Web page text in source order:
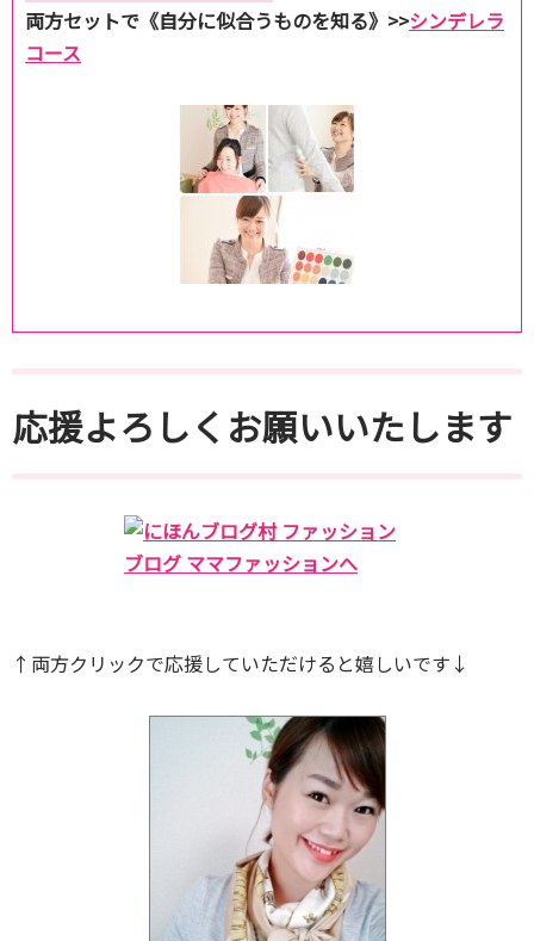
両方セットで《自分に似合うものを知る》>>シンデレラ
コース
応援よろしくお願いいたします
↑両方クリックで応援していただけると嬉しいです↓